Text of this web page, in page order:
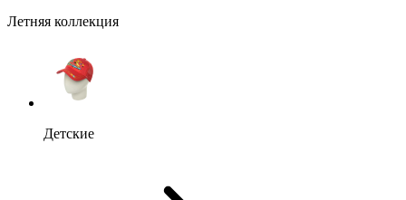
Летняя коллекция
Детские